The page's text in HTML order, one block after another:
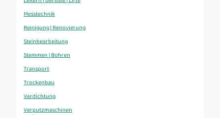
Messtechnik
Reinigung | Renovierung
Steinbearbeitung
Stemmen | Bohren
Transport
Trockenbau
Verdichtung
Verputzmaschinen